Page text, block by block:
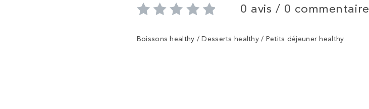
0 avis / 0 commentaire
Boissons healthy / Desserts healthy / Petits déjeuner healthy